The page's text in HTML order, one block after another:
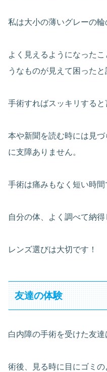
私は大小の薄いグレーの輪
よく見えるようになった
うなものが見えて困ったと
手術すればスッキリすると
本や新聞を読む時には見
に支障ありません。
手術は痛みもなく短い時間
自分の体、よく調べて納得
レンズ選びは大切です！
友達の体験
白内障の手術を受けた友達
術後、見る時に目にゴミ